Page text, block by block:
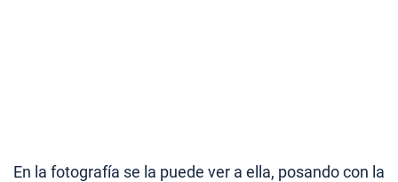
En la fotografía se la puede ver a ella, posando con la